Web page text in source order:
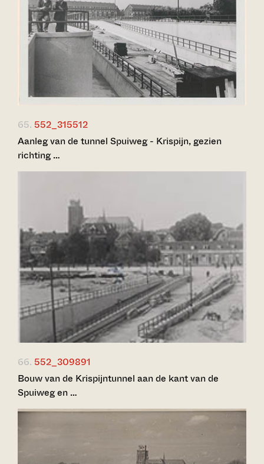
65. 552_315512
Aanleg van de tunnel Spuiweg - Krispijn, gezien
richting …
66. 552_309891
Bouw van de Krispijntunnel aan de kant van de
Spuiweg en …